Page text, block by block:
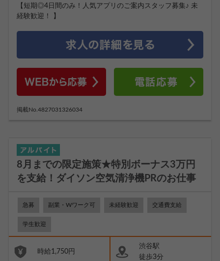
【短期◎4日間のみ！人気アプリのご案内スタッフ募集♪ 未
経験歓迎！ 】
掲載No.4827031326034
8月までの限定施策★特別ボーナス3万円
を支給！ダイソン空気清浄機PRのお仕事
急募 副業・Wワーク可 未経験歓迎 交通費支給
学生歓迎
時給1,750円
渋谷駅
徒歩3分